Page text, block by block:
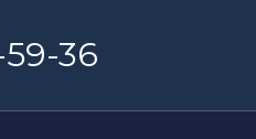
36